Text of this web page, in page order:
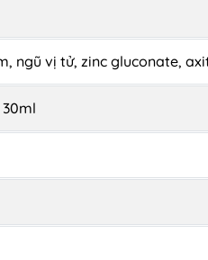
ngũ vị tử, zinc gluconate,